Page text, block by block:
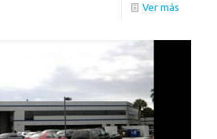
Ver más